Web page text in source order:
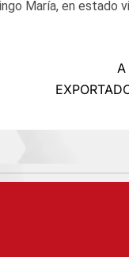
María, en estado
A